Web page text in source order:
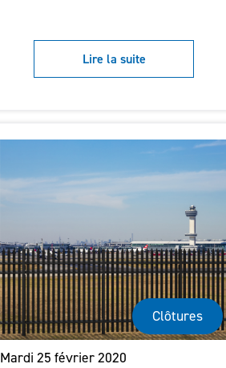
Lire la suite
Clôtures
Mardi 25 février 2020